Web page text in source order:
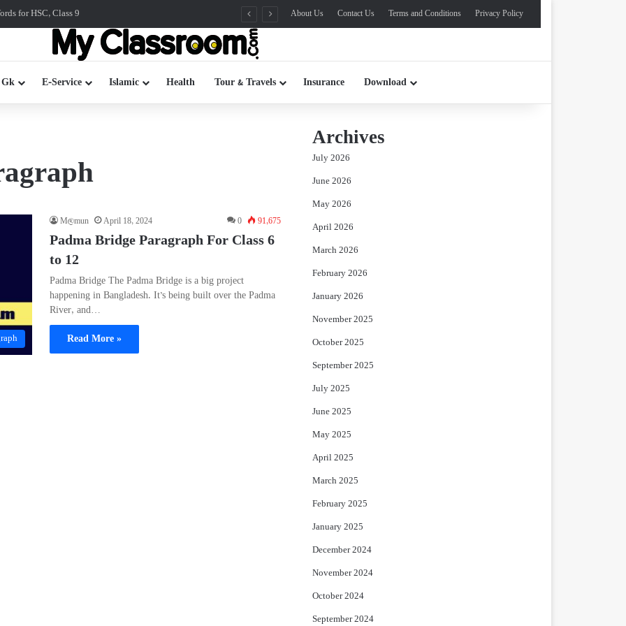
for HSC, Class 9 About Us Contact Us Terms and Conditions Privacy Policy
E-Service Islamic Health Tour & Travels Insurance Download
M@mun April 18, 2024 0 91,675
Padma Bridge Paragraph For Class 6
to 12
Padma Bridge The Padma Bridge is a big project
happening in Bangladesh. It’s being built over the Padma
River, and…
Read More »
Archives
July 2026
June 2026
May 2026
April 2026
March 2026
February 2026
January 2026
November 2025
October 2025
September 2025
July 2025
June 2025
May 2025
April 2025
March 2025
February 2025
January 2025
December 2024
November 2024
October 2024
September 2024